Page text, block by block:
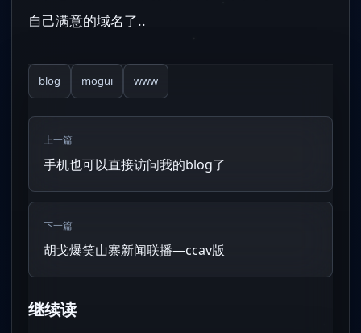
自己满意的域名了..
blog mogui www
上一篇
手机也可以直接访问我的blog了
下一篇
胡戈爆笑山寨新闻联播―ccav版
继续读